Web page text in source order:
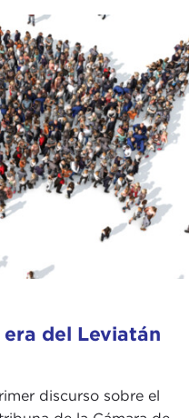
del Leviatán
discurso sobre el